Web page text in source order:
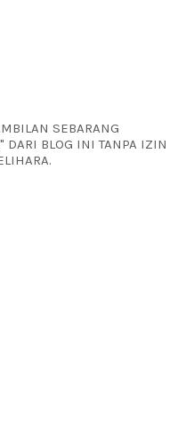
SEBARANG
DARI BLOG INI TANPA IZIN